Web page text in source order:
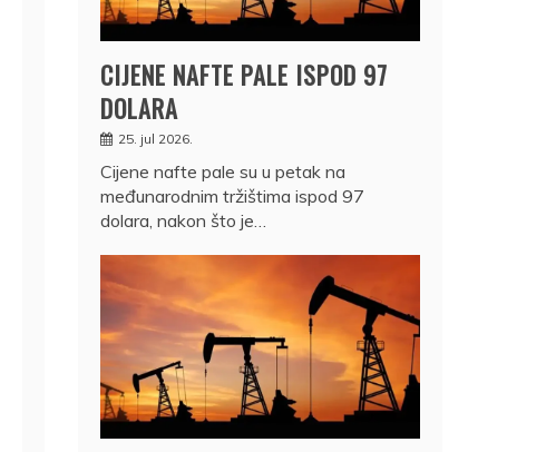
CIJENE NAFTE PALE ISPOD 97
DOLARA
25. jul 2026.
Cijene nafte pale su u petak na
međunarodnim tržištima ispod 97
dolara, nakon što je…